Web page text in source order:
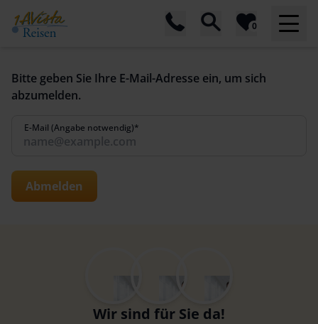
0
Bitte geben Sie Ihre E-Mail-Adresse ein, um sich
abzumelden.
E-Mail (Angabe notwendig)*
Abmelden
Wir sind für Sie da!